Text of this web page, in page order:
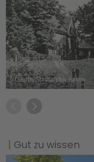
Quelle: Stadtarchiv Hamm
Gut zu wissen